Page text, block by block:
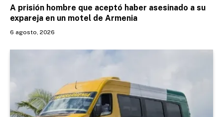
A prisión hombre que aceptó haber asesinado a su
expareja en un motel de Armenia
6 agosto, 2026